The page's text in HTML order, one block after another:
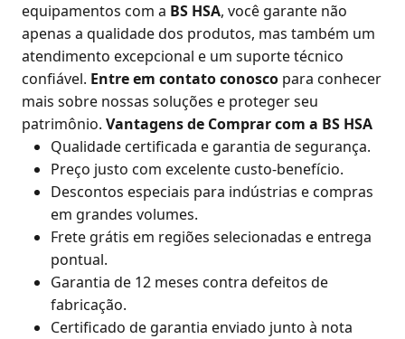
equipamentos com a BS HSA, você garante não
apenas a qualidade dos produtos, mas também um
atendimento excepcional e um suporte técnico
confiável. Entre em contato conosco para conhecer
mais sobre nossas soluções e proteger seu
patrimônio. Vantagens de Comprar com a BS HSA
Qualidade certificada e garantia de segurança.
Preço justo com excelente custo-benefício.
Descontos especiais para indústrias e compras
em grandes volumes.
Frete grátis em regiões selecionadas e entrega
pontual.
Garantia de 12 meses contra defeitos de
fabricação.
Certificado de garantia enviado junto à nota